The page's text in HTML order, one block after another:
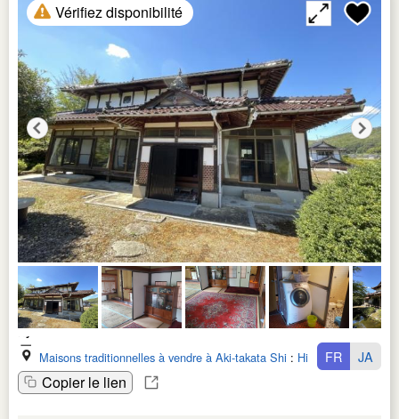
Vérifiez disponibilité
Maisons traditionnelles à vendre à Aki-takata Shi : Hiroshima Ken
Copier le lien
FR JA